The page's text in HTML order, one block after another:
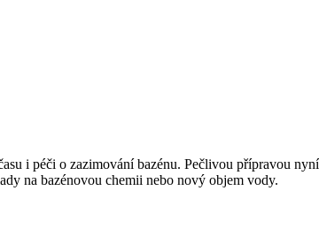
i péči o zazimování bazénu. Pečlivou přípravou nyní
na bazénovou chemii nebo nový objem vody.